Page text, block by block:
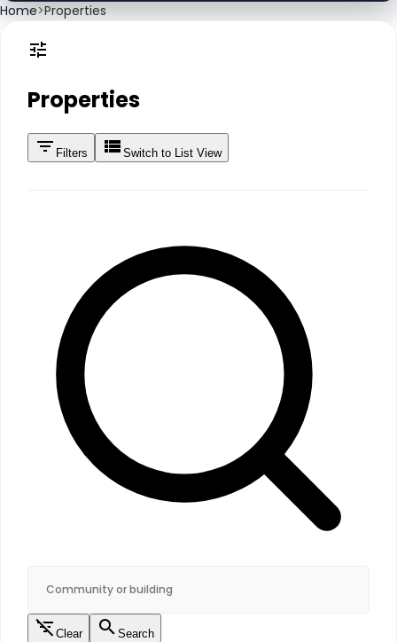
Home>Properties
Properties
Filters Switch to List View
Clear Search